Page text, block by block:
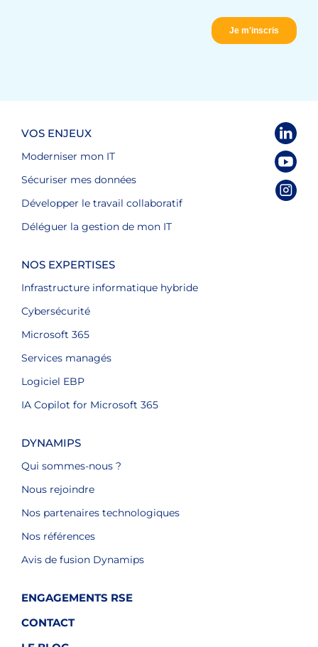
VOS ENJEUX
Moderniser mon IT
Sécuriser mes données
Développer le travail collaboratif
Déléguer la gestion de mon IT
NOS EXPERTISES
Infrastructure informatique hybride
Cybersécurité
Microsoft 365
Services managés
Logiciel EBP
IA Copilot for Microsoft 365
DYNAMIPS
Qui sommes-nous ?
Nous rejoindre
Nos partenaires technologiques
Nos références
Avis de fusion Dynamips
ENGAGEMENTS RSE
CONTACT